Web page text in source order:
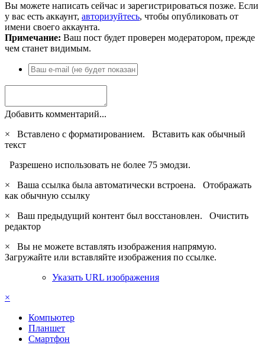
Вы можете написать сейчас и зарегистрироваться позже. Если
у вас есть аккаунт, авторизуйтесь, чтобы опубликовать от
имени своего аккаунта.
Примечание: Ваш пост будет проверен модератором, прежде
чем станет видимым.
Добавить комментарий...
×
Вставлено с форматированием. Вставить как обычный
текст
Разрешено использовать не более 75 эмодзи.
×
Ваша ссылка была автоматически встроена. Отображать
как обычную ссылку
×
Ваш предыдущий контент был восстановлен. Очистить
редактор
×
Вы не можете вставлять изображения напрямую.
Загружайте или вставляйте изображения по ссылке.
Указать URL изображения
×
Компьютер
Планшет
Смартфон